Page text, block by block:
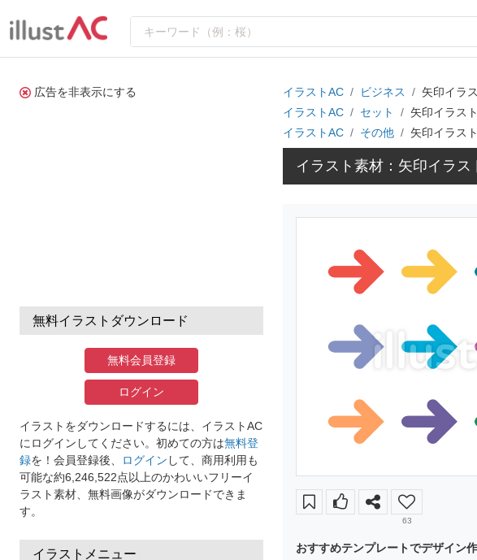
広告を非表示にする
無料イラストダウンロード
無料会員登録
ログイン
イラストをダウンロードするには、イラストAC
にログインしてください。初めての方は無料登
録を！会員登録後、 ログイン して、商用利用も
可能な約6,246,522点以上のかわいいフリーイ
ラスト素材、無料画像がダウンロードできま
す。
イラストメニュー
イラストAC ビジネス
矢印イラ
イラストAC
セット
矢印イラス
イラストAC
その他 矢印イラス
イラスト素材：矢印イラ
63
おすすめテンプレートでデザイン